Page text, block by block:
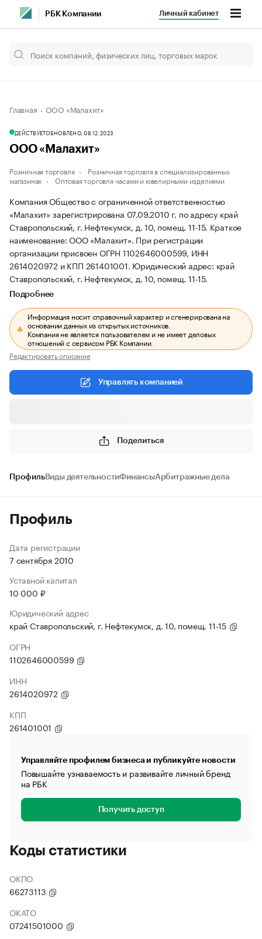
РБК Компании Личный кабинет
Главная ООО «Малахит»
ДЕЙСТВУЕТОБНОВЛЕНО, 08.12.2023
ООО «Малахит»
Розничная торговля
Розничная торговля в специализированных
магазинах
Оптовая торговля часами и ювелирными изделиями
Компания Общество с ограниченной ответственностью
«Малахит» зарегистрирована 07.09.2010 г. по адресу край
Ставропольский, г. Нефтекумск, д. 10, помещ. 11-15. Краткое
наименование: ООО «Малахит». При регистрации
организации присвоен ОГРН 1102646000599, ИНН
2614020972 и КПП 261401001. Юридический адрес: край
Ставропольский, г. Нефтекумск, д. 10, помещ. 11-15.
Подробнее
Информация носит справочный характер и сгенерирована на
основании данных из открытых источников.
Компания не является пользователем и не имеет деловых
отношений с сервисом РБК Компании.
Редактировать описание
Управлять компанией
Поделиться
ПрофильВиды деятельностиФинансыАрбитражные дела
Профиль
Дата регистрации
7 сентября 2010
Уставной капитал
10 000 ₽
Юридический адрес
край Ставропольский, г. Нефтекумск, д. 10, помещ. 11-15
ОГРН
1102646000599
ИНН
2614020972
КПП
261401001
Управляйте профилем бизнеса и публикуйте новости
Повышайте узнаваемость и развивайте личный бренд
на РБК
Получить доступ
Коды статистики
ОКПО
66273113
ОКАТО
07241501000